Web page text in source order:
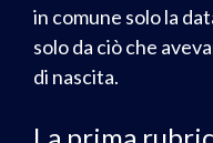
in comune solo la
solo da ciò che
di nascita.
La prima